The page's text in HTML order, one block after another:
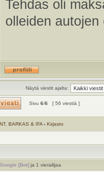
Tehdas oli
olleiden autojen
Näytä viestit ajalta:
Sivu 6/6 [ 56 viestiä ]
BARKAS & IFA ‹ Kirjasto
Google [Bot]ja 1 vierailijaa